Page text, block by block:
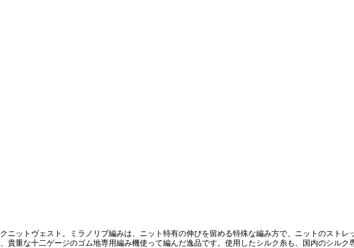
ットヴェスト。ミラノリブ編みは、ニット特有の伸びを留める特殊な編み方で、ニットのスト
重な十二ゲージのゴム地専用編み機使って編んだ逸品です。使用したシルク糸も、国内のシル